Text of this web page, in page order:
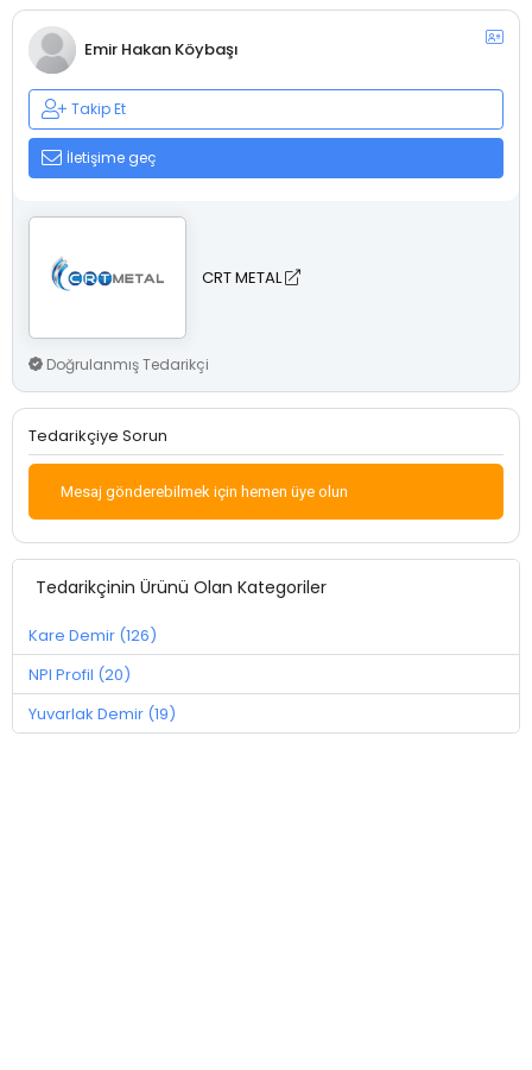
Emir Hakan Köybaşı
Takip Et
İletişime geç
CRT METAL
Doğrulanmış Tedarikçi
Tedarikçiye Sorun
Mesaj gönderebilmek için hemen üye olun
Tedarikçinin Ürünü Olan Kategoriler
Kare Demir (126)
NPI Profil (20)
Yuvarlak Demir (19)